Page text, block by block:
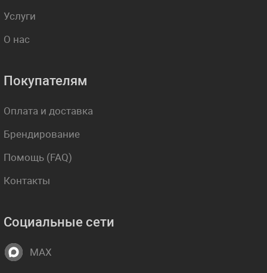
Услуги
О нас
Покупателям
Оплата и доставка
Брендирование
Помощь (FAQ)
Контакты
Социальные сети
MAX